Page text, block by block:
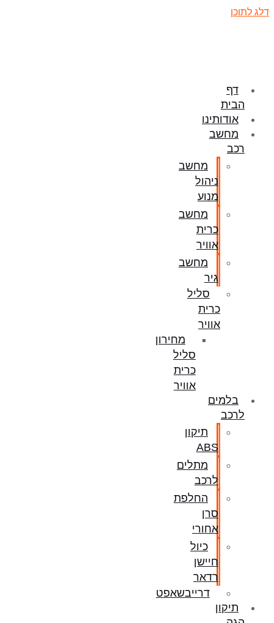
דלג לתוכן
דף
הבית
אודותינו
מחשב
רכב
מחשב
ניהול
מנוע
מחשב
כרית
אוויר
מחשב
גיר
סליל
כרית
אוויר
מחירון
סליל
כרית
אוויר
בלמים
לרכב
תיקון
ABS
מתלים
לרכב
החלפת
סרן
אחורי
כיול
חיישן
רדאר
דרייבשאפט
תיקון